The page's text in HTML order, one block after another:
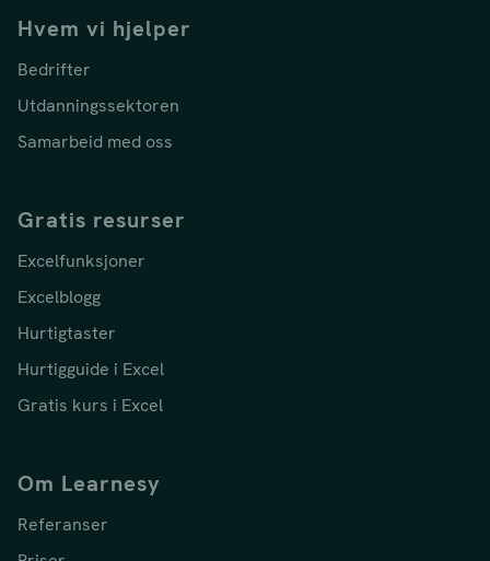
Hvem vi hjelper
Bedrifter
Utdanningssektoren
Samarbeid med oss
Gratis resurser
Excelfunksjoner
Excelblogg
Hurtigtaster
Hurtigguide i Excel
Gratis kurs i Excel
Om Learnesy
Referanser